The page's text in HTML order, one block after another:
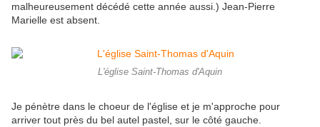
malheureusement décédé cette année aussi.) Jean-Pierre
Marielle est absent.
L'église Saint-Thomas d'Aquin
Je pénètre dans le choeur de l'église et je m'approche pour
arriver tout près du bel autel pastel, sur le côté gauche.